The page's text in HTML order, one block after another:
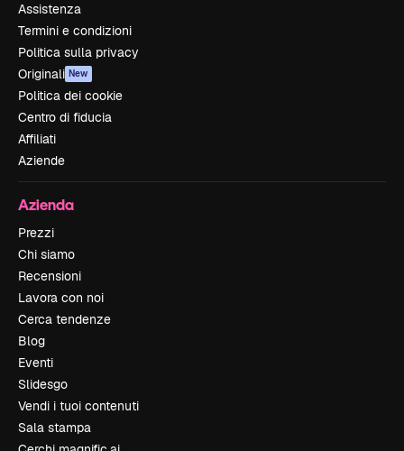
Assistenza
Termini e condizioni
Politica sulla privacy
Originali New
Politica dei cookie
Centro di fiducia
Affiliati
Aziende
Azienda
Prezzi
Chi siamo
Recensioni
Lavora con noi
Cerca tendenze
Blog
Eventi
Slidesgo
Vendi i tuoi contenuti
Sala stampa